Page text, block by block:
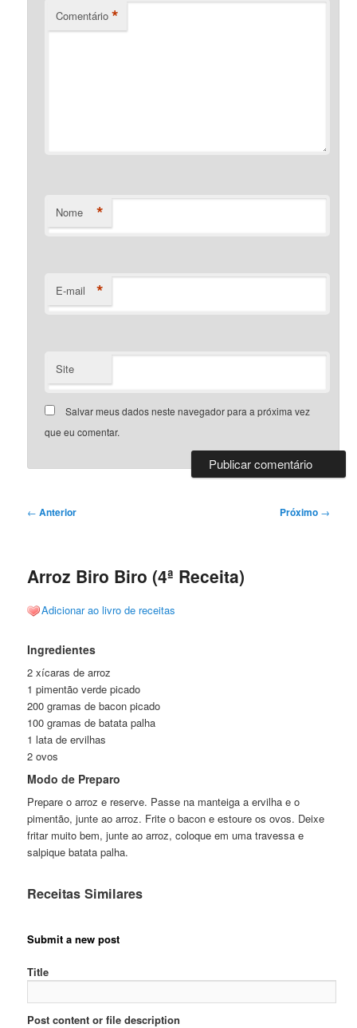
Comentário *
Nome *
E-mail *
Site
Salvar meus dados neste navegador para a próxima vez
que eu comentar.
Navegação
← Anterior Próximo →
Arroz Biro Biro (4ª Receita)
Adicionar ao livro de receitas
Ingredientes
2 xícaras de arroz
1 pimentão verde picado
200 gramas de bacon picado
100 gramas de batata palha
1 lata de ervilhas
2 ovos
Modo de Preparo
Prepare o arroz e reserve. Passe na manteiga a ervilha e o
pimentão, junte ao arroz. Frite o bacon e estoure os ovos. Deixe
fritar muito bem, junte ao arroz, coloque em uma travessa e
salpique batata palha.
Receitas Similares
Submit a new post
Title
Post content or file description